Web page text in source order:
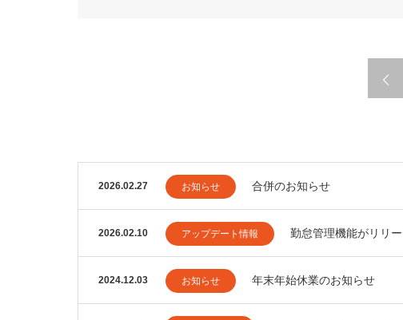
2026.02.27 お知らせ 合併のお知らせ
2026.02.10 アップデート情報 勤怠管理機能がリリー
2024.12.03 お知らせ 年末年始休業のお知らせ